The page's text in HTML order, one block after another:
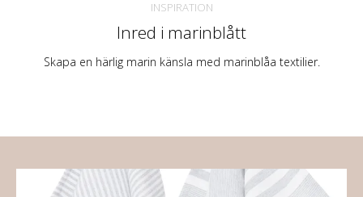
INSPIRATION
Inred i marinblått
Skapa en härlig marin känsla med marinblåa textilier.